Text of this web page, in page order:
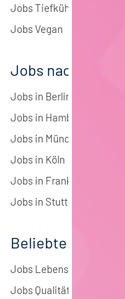
Jobs Tiefkühlkost
Jobs Vegan
Jobs nach Städten
Jobs in Berlin
Jobs in Hamburg
Jobs in München
Jobs in Köln
Jobs in Frankfurt
Jobs in Stuttgart
Beliebte Jobs
Jobs
Jobs